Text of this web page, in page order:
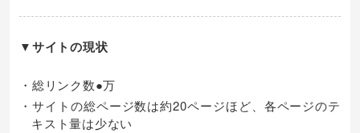
▼サイトの現状
・総リンク数●万
・サイトの総ページ数は約20ページほど、各ページのテ
キスト量は少ない